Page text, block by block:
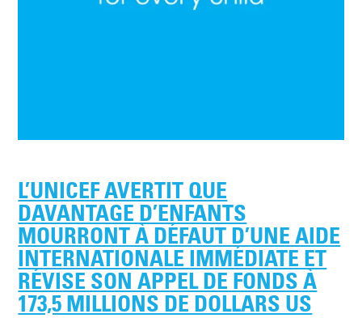
L’UNICEF AVERTIT QUE
DAVANTAGE D’ENFANTS
MOURRONT À DÉFAUT D’UNE AIDE
INTERNATIONALE IMMÉDIATE ET
RÉVISE SON APPEL DE FONDS À
173,5 MILLIONS DE DOLLARS US